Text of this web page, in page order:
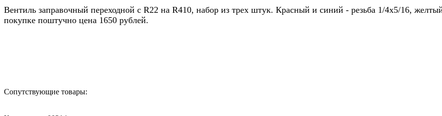
Вентиль заправочный переходной с R22 на R410, набор из трех штук. Красный и синий - резьба 1/4х5/16,
покупке поштучно цена 1650 рублей.
Сопутствующие товары: